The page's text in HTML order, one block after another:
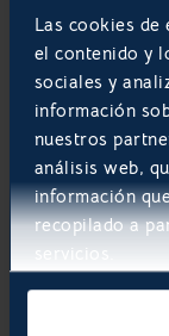
Las cookies
el contenido y
sociales y
información
nuestros
análisis web,
información
recopilado a
servicios.
Software